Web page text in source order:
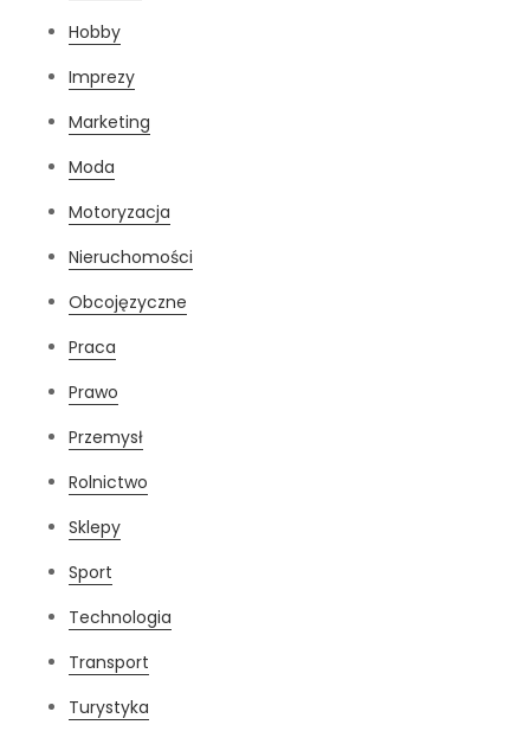
Hobby
Imprezy
Marketing
Moda
Motoryzacja
Nieruchomości
Obcojęzyczne
Praca
Prawo
Przemysł
Rolnictwo
Sklepy
Sport
Technologia
Transport
Turystyka